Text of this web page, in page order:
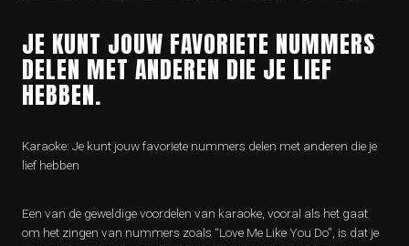
JE KUNT JOUW FAVORIETE NUMMERS
DELEN MET ANDEREN DIE JE LIEF
HEBBEN.
Karaoke: Je kunt jouw favoriete nummers delen met anderen die je
lief hebben
Een van de geweldige voordelen van karaoke, vooral als het gaat
om het zingen van nummers zoals “Love Me Like You Do”, is dat je